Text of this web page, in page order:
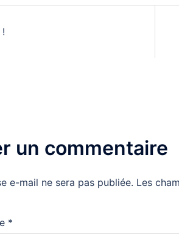
un commentaire
e-mail ne sera pas publiée. Les
*